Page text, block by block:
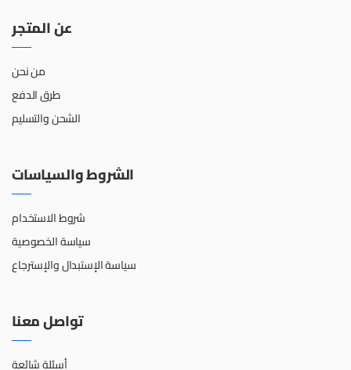
عن المتجر
من نحن
طرق الدفع
الشحن والتسليم
الشروط والسياسات
شروط الاستخدام
سياسة الخصوصية
سياسة الإستبدال والإسترجاع
تواصل معنا
أسئلة شائعة